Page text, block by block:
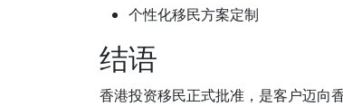
个性化移民方案定制
结语
香港投资移民正式批准，是客户迈向